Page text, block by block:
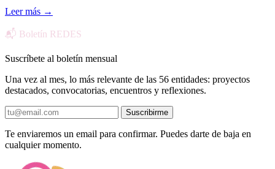
Leer más →
📬 Boletín REDES
Suscríbete al boletín mensual
Una vez al mes, lo más relevante de las 56 entidades: proyectos
destacados, convocatorias, encuentros y reflexiones.
Suscribirme
Te enviaremos un email para confirmar. Puedes darte de baja en
cualquier momento.